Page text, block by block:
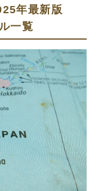
年最新版
一覧